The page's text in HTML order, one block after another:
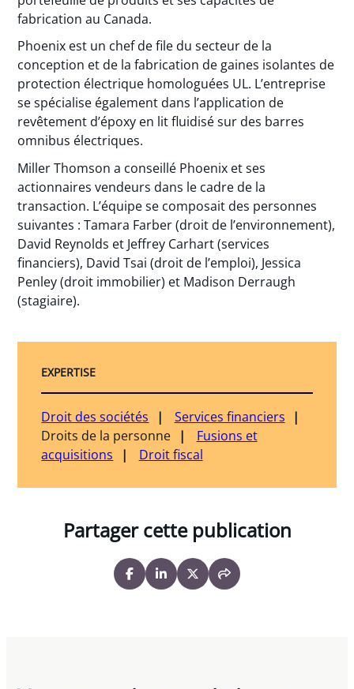
fabrication au Canada.
Phoenix est un chef de file du secteur de la
conception et de la fabrication de gaines isolantes de
protection électrique homologuées UL. L’entreprise
se spécialise également dans l’application de
revêtement d’époxy en lit fluidisé sur des barres
omnibus électriques.
Miller Thomson a conseillé Phoenix et ses
actionnaires vendeurs dans le cadre de la
transaction. L’équipe se composait des personnes
suivantes : Tamara Farber (droit de l’environnement),
David Reynolds et Jeffrey Carhart (services
financiers), David Tsai (droit de l’emploi), Jessica
Penley (droit immobilier) et Madison Derraugh
(stagiaire).
EXPERTISE
Droit des sociétés
Services financiers
Droits de la personne
Fusions et
acquisitions
Droit fiscal
Partager cette publication